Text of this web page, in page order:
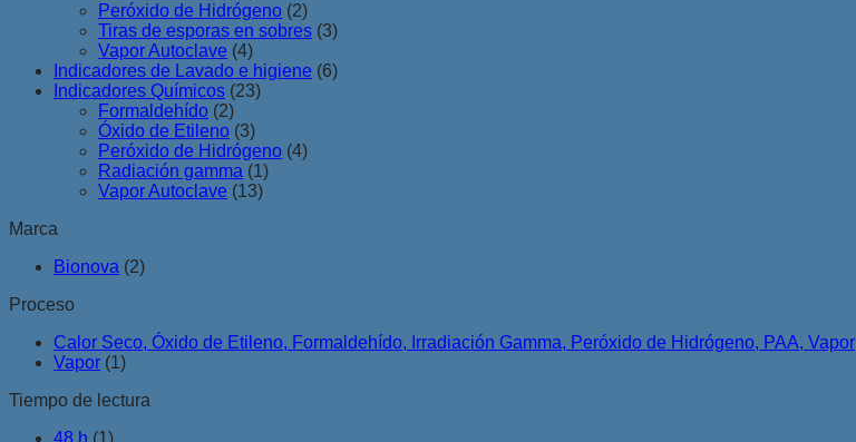
Peróxido de Hidrógeno (2)
Tiras de esporas en sobres (3)
Vapor Autoclave (4)
Indicadores de Lavado e higiene (6)
Indicadores Químicos (23)
Formaldehído (2)
Óxido de Etileno (3)
Peróxido de Hidrógeno (4)
Radiación gamma (1)
Vapor Autoclave (13)
Marca
Bionova (2)
Proceso
Calor Seco, Óxido de Etileno, Formaldehído, Irradiación Gamma, Peróxido de Hidrógeno, PAA, Vapor
Vapor (1)
Tiempo de lectura
48 h (1)